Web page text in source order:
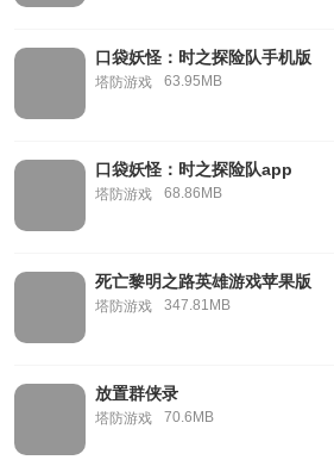
口袋妖怪：时之探险队手机版
塔防游戏 63.95MB
口袋妖怪：时之探险队app
塔防游戏 68.86MB
死亡黎明之路英雄游戏苹果版
塔防游戏 347.81MB
放置群侠录
塔防游戏 70.6MB